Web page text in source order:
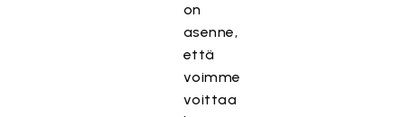
on
asenne,
että
voimme
voittaa